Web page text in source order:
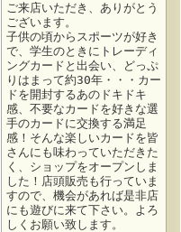
ご来店いただき、ありがとう
ございます。
子供の頃からスポーツが好き
で、学生のときにトレーディ
ングカードと出会い、どっぷ
りはまって約30年・・・カー
ドを開封するあのドキドキ
感、不要なカードを好きな選
手のカードに交換する満足
感！そんな楽しいカードを皆
さんにも味わっていただきた
く、ショップをオープンしま
した！店頭販売も行っていま
すので、機会があれば是非店
にも遊びに来て下さい。よろ
しくお願い致します。